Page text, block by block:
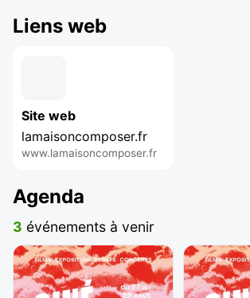
Liens web
Site web
lamaisoncomposer.fr
www.lamaisoncomposer.fr
Agenda
3 événements à venir